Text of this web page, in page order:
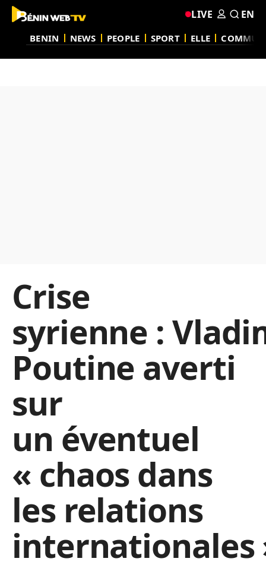
BENIN NEWS PEOPLE SPORT ELLE
LIVE EN
Crise
syrienne :
Poutine averti
sur
un éventuel
« chaos dans
les relations
internationales